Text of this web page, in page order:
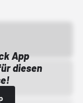
App
diesen